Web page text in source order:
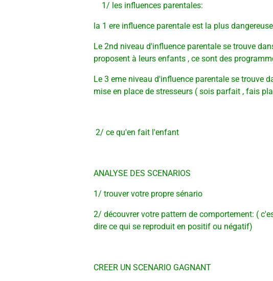
1/ les influences parentales:
la 1 ere influence parentale est la plus
Le 2nd niveau d'influence parentale se trouve
proposent à leurs enfants , ce sont des
Le 3 eme niveau d'influence parentale se trouve
mise en place de stresseurs ( sois parfait , fais
2/ ce qu'en fait l'enfant
ANALYSE DES SCENARIOS
1/ trouver votre propre sénario
2/ découvrer votre pattern de comportement: (
dire ce qui se reproduit en positif ou négatif)
CREER UN SCENARIO GAGNANT